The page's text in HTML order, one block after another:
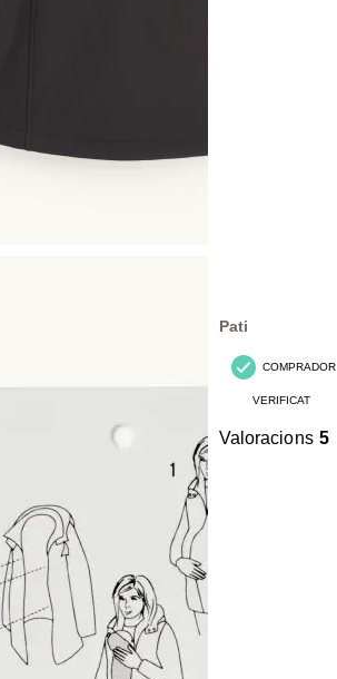
Pati
COMPRADOR
VERIFICAT
Valoracions 5